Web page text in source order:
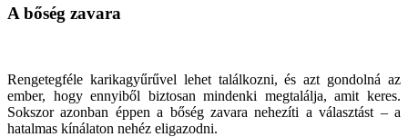
A bőség zavara
Rengetegféle karikagyűrűvel lehet találkozni, és azt gondolná az
ember, hogy ennyiből biztosan mindenki megtalálja, amit keres.
Sokszor azonban éppen a bőség zavara nehezíti a választást – a
hatalmas kínálaton nehéz eligazodni.